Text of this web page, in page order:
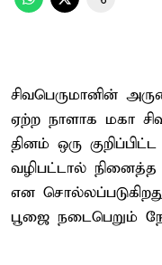
சிவபெருமானின்
ஏற்ற நாளாக மகா
தினம் ஒரு
வழிபட்டால்
என
பூஜை நடைபெறும்